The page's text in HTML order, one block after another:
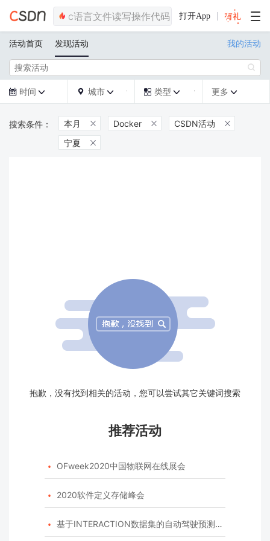
打开App
活动首页 发现活动 我的活动

 时间   城市   类型  更多 
本月  Docker  CSDN活动 
宁夏 
抱歉，没有找到相关的活动，您可以尝试其它关键词搜索
推荐活动
 OFweek2020中国物联网在线展会
 2020软件定义存储峰会
 基于INTERACTION数据集的自动驾驶预测模型挑战赛